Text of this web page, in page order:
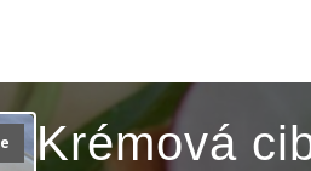
Krémová